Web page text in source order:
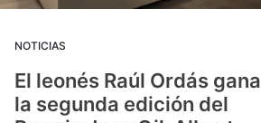
NOTICIAS
El leonés Raúl Ordás gana
la segunda edición del